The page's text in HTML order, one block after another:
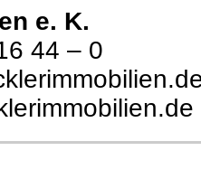
e. K.
44 – 0